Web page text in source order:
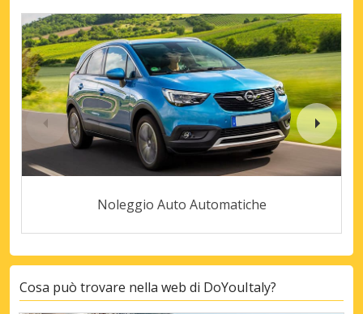
Noleggio Auto Automatiche
Cosa può trovare nella web di DoYouItaly?